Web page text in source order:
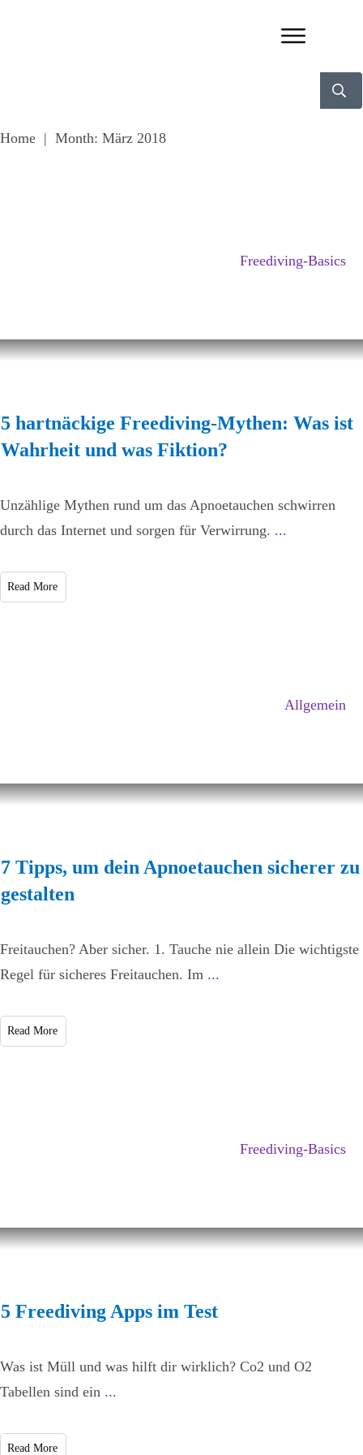
Home | Month: März 2018
Freediving-Basics
5 hartnäckige Freediving-Mythen: Was ist
Wahrheit und was Fiktion?
Unzählige Mythen rund um das Apnoetauchen schwirren
durch das Internet und sorgen für Verwirrung. ...
Read More
Allgemein
7 Tipps, um dein Apnoetauchen sicherer zu
gestalten
Freitauchen? Aber sicher. 1. Tauche nie allein Die wichtigste
Regel für sicheres Freitauchen. Im ...
Read More
Freediving-Basics
5 Freediving Apps im Test
Was ist Müll und was hilft dir wirklich? Co2 und O2
Tabellen sind ein ...
Read More